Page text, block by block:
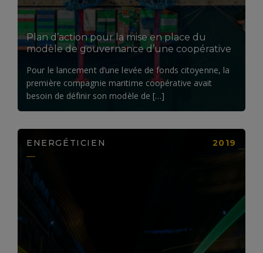
Plan d’action pour la mise en place du
modèle de gouvernance d’une coopérative
Pour le lancement d’une levée de fonds citoyenne, la
première compagnie maritime coopérative avait
besoin de définir son modèle de […]
ENERGÉTICIEN 2019